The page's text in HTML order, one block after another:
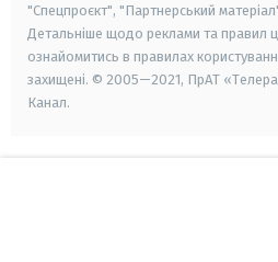
"Спецпроєкт", "Партнерський
Детальніше щодо реклами та правил
ознайомитись в правилах
захищені. © 2005—2021, ПрАТ
Канал.